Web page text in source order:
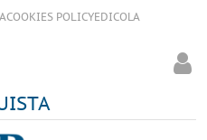
COOKIES POLICYEDICOLA